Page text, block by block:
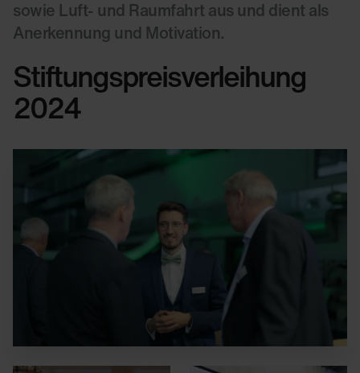
sowie Luft- und Raumfahrt aus und dient als
Anerkennung und Motivation.
Stiftungspreisverleihung
2024